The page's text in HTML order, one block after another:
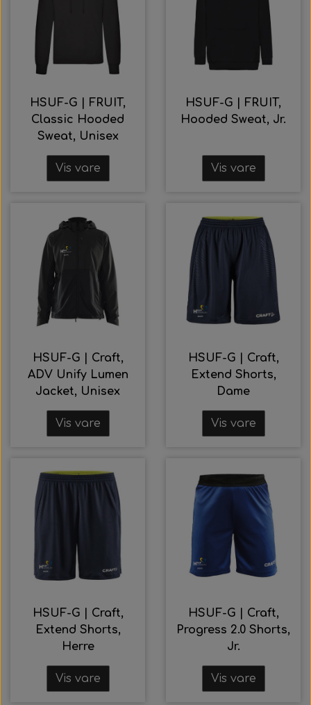
HSUF-G | FRUIT,
Classic Hooded
Sweat, Unisex
Vis vare
HSUF-G | FRUIT,
Hooded Sweat, Jr.
Vis vare
HSUF-G | Craft,
ADV Unify Lumen
Jacket, Unisex
Vis vare
HSUF-G | Craft,
Extend Shorts,
Dame
Vis vare
HSUF-G | Craft,
Extend Shorts,
Herre
Vis vare
HSUF-G | Craft,
Progress 2.0 Shorts,
Jr.
Vis vare